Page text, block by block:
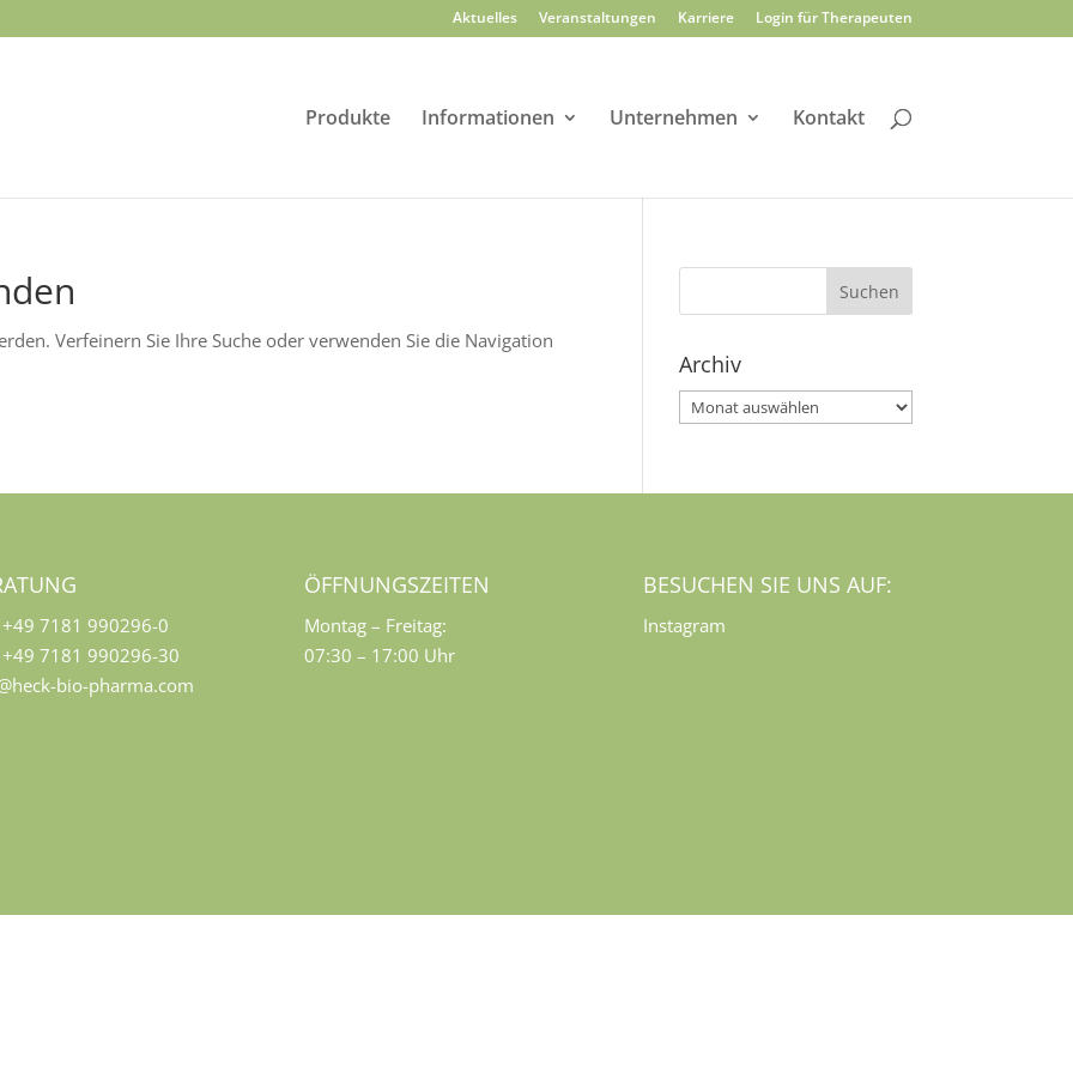
Aktuelles Veranstaltungen Karriere Login für Therapeuten
Produkte Informationen Unternehmen Kontakt
Verfeinern Sie Ihre Suche oder verwenden Sie die Navigation
Archiv
Archiv
+49 7181 990296-0
7181 990296-30
bio-pharma.com
ÖFFNUNGSZEITEN
Montag – Freitag:
07:30 – 17:00 Uhr
BESUCHEN SIE UNS AUF:
Instagram